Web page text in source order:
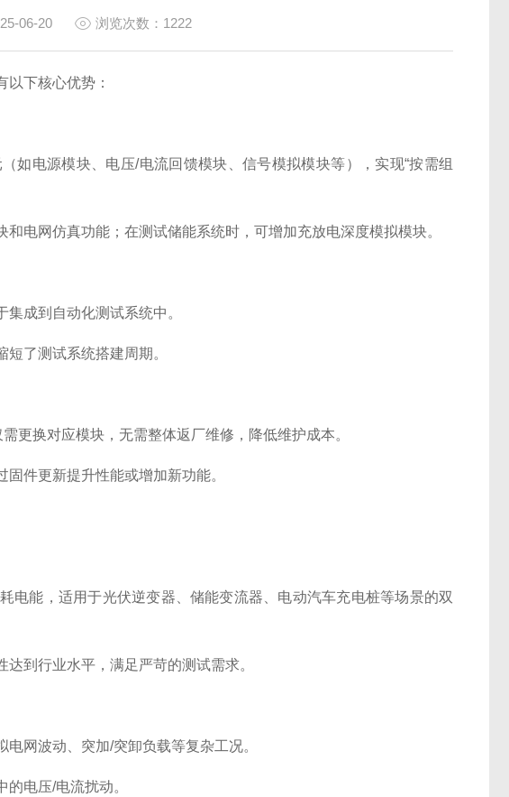
06-20 浏览次数：1222
下核心优势：
电源模块、电压/电流回馈模块、信号模拟模块等），实现“按需组
网仿真功能；在测试储能系统时，可增加充放电深度模拟模块。
成到自动化测试系统中。
了测试系统搭建周期。
换对应模块，无需整体返厂维修，降低维护成本。
件更新提升性能或增加新功能。
能，适用于光伏逆变器、储能变流器、电动汽车充电桩等场景的双
到行业水平，满足严苛的测试需求。
网波动、突加/突卸负载等复杂工况。
电压/电流扰动。